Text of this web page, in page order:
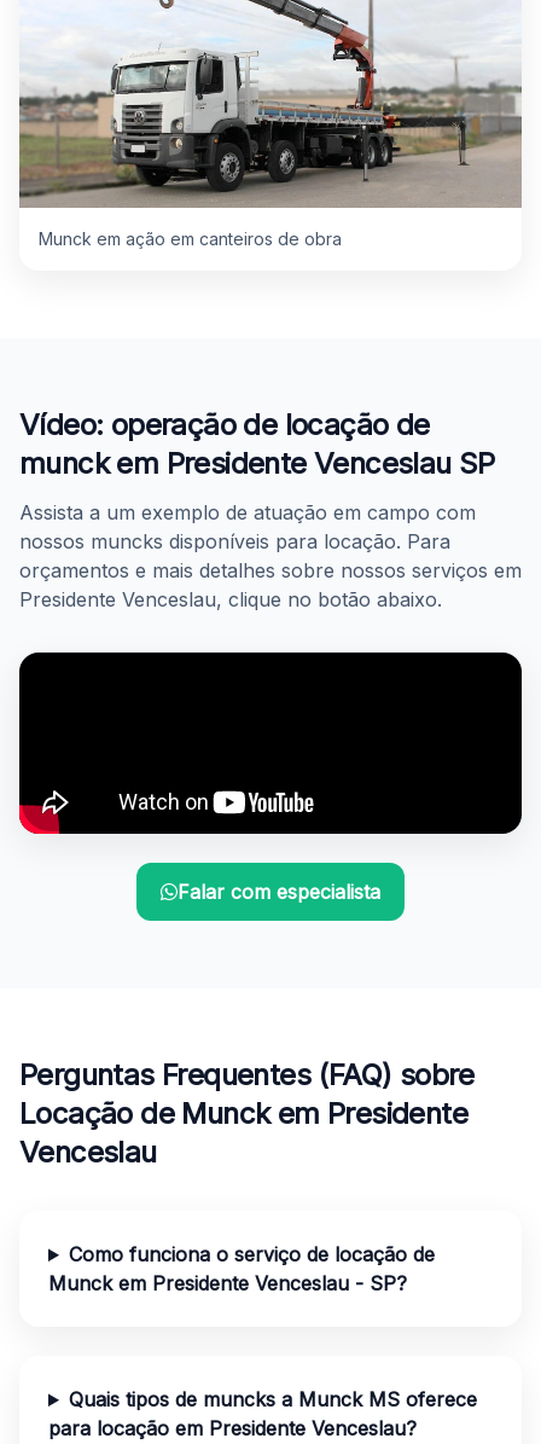
Munck em ação em canteiros de obra
Vídeo: operação de locação de
munck em Presidente Venceslau SP
Assista a um exemplo de atuação em campo com
nossos muncks disponíveis para locação. Para
orçamentos e mais detalhes sobre nossos serviços em
Presidente Venceslau, clique no botão abaixo.
Falar com especialista
Perguntas Frequentes (FAQ) sobre
Locação de Munck em Presidente
Venceslau
Como funciona o serviço de locação de
Munck em Presidente Venceslau - SP?
Quais tipos de muncks a Munck MS oferece
para locação em Presidente Venceslau?